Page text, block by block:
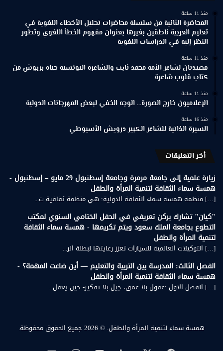
منذ 11 ساعة
المحاضرة الثانية من سلسلة محاضرات تحليل الأخطاء اللغوية في
تعليم العربية ناطقين بغيرها بعنوان مفهوم الخطأ اللغوي وتطور
النظر إليه في الدراسات اللغوية
منذ 11 ساعة
قصيدتان لشاعر الأمة محمد ثابت والشاعرة التونسية حياة بربوش من
كتاب قلوب شاعرة
منذ 11 ساعة
الإعلاميون خارج الصورة… الوجه الخفي لبعض المهرجانات الدولية
منذ 16 ساعة
السيرة الذاتية للشاعر الكبير درويش الأسيوطي
أخر التعليقات
زيارة علمية إلى جامعة مرمرة وجامعة إسطنبول 29 مايو – إسطنبول -
همسة سماء الثقافة لتنمية المرأة والطفل
[…] منظمة همسة سماء الثقافة الدولية: هي منظمة ثقافية ت...
"كيان" تشارك بركن تعريفي في الحفل الختامي السنوي لمكتب
التطوع بجامعة الملك سعود ويتم تكريمها - همسة سماء الثقافة
لتنمية المرأة والطفل
[…] التوكيلات العالمية للسيارات تعزز رعايتها لبطلة الر...
الفصل الثالث: المدرسة بين التربية والتعليم — أين ضاعت المهمة؟ -
همسة سماء الثقافة لتنمية المرأة والطفل
[…] الفصل الاول :عقول بلا عمق، جيل بلا تفكير- حين يغفل...
همسة سماء لتنمية المرأة والطفل. © 2026 جميع الحقوق محفوظة.